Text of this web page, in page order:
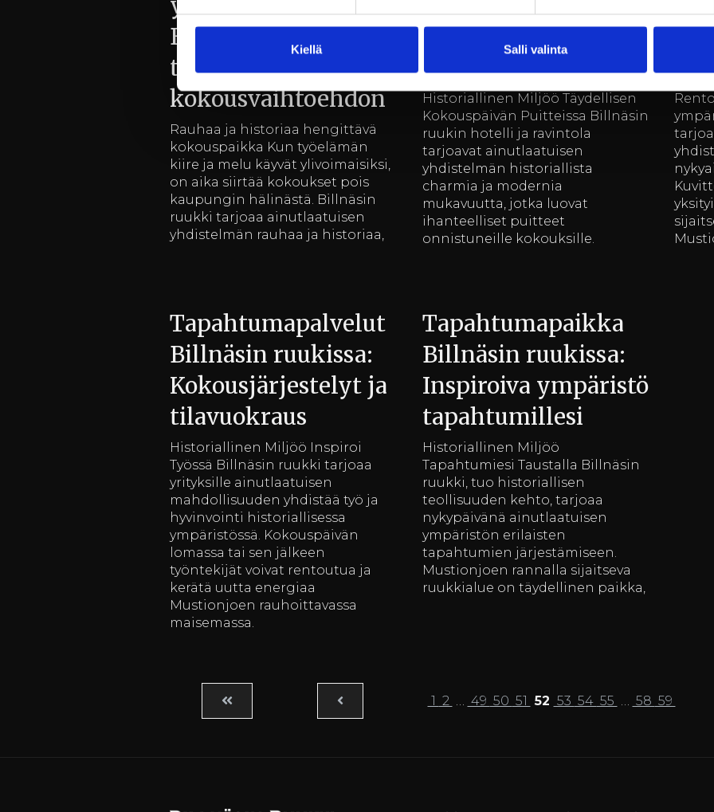
Kiellä Salli valinta
Billnäsin ruukki
tarjoaa rentouttavan
kokousvaihtoehdon
Rauhaa ja historiaa hengittävä
kokouspaikka Kun työelämän
kiire ja melu käyvät ylivoimaisiksi,
on aika siirtää kokoukset pois
kaupungin hälinästä. Billnäsin
ruukki tarjoaa ainutlaatuisen
yhdistelmän rauhaa ja historiaa,
ruukki huolehtii
yksityiskohdista
Historiallinen Miljöö Täydellisen
Kokouspäivän Puitteissa Billnäsin
ruukin hotelli ja ravintola
tarjoavat ainutlaatuisen
yhdistelmän historiallista
charmia ja modernia
mukavuutta, jotka luovat
ihanteelliset puitteet
onnistuneille kokouksille.
Tapahtumapalvelut
Billnäsin ruukissa:
Kokousjärjestelyt ja
tilavuokraus
Historiallinen Miljöö Inspiroi
Työssä Billnäsin ruukki tarjoaa
yrityksille ainutlaatuisen
mahdollisuuden yhdistää työ ja
hyvinvointi historiallisessa
ympäristössä. Kokouspäivän
lomassa tai sen jälkeen
työntekijät voivat rentoutua ja
kerätä uutta energiaa
Mustionjoen rauhoittavassa
maisemassa.
Tapahtumapaikka
Billnäsin ruukissa:
Inspiroiva ympäristö
tapahtumillesi
Historiallinen Miljöö
Tapahtumiesi Taustalla Billnäsin
ruukki, tuo historiallisen
teollisuuden kehto, tarjoaa
nykypäivänä ainutlaatuisen
ympäristön erilaisten
tapahtumien järjestämiseen.
Mustionjoen rannalla sijaitseva
ruukkialue on täydellinen paikka,
1 2 … 49 50 51 52 53 54 55 … 58 59